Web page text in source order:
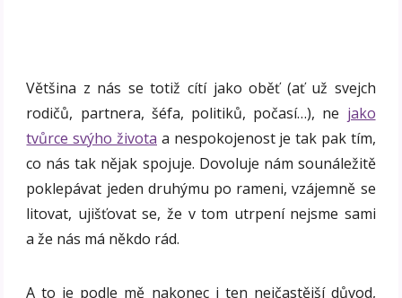
Většina z nás se totiž cítí jako oběť (ať už svejch
rodičů, partnera, šéfa, politiků, počasí…), ne jako
tvůrce svýho života a nespokojenost je tak pak tím,
co nás tak nějak spojuje. Dovoluje nám sounáležitě
poklepávat jeden druhýmu po rameni, vzájemně se
litovat, ujišťovat se, že v tom utrpení nejsme sami
a že nás má někdo rád.
A to je podle mě nakonec i ten nejčastější důvod,